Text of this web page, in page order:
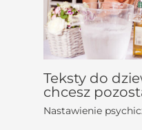
Teksty do
chcesz
Nastawienie